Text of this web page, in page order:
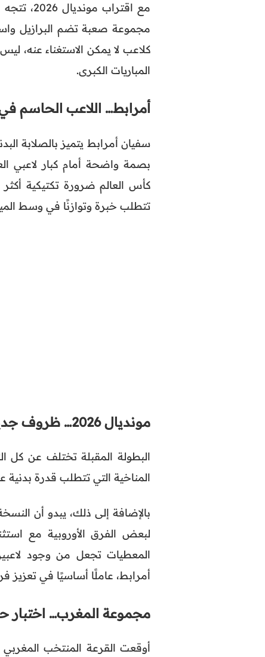
مع
مجموعة صعبة تضم البرازيل
كلاعب لا يمكن الاستغناء عنه،
المباريات الكبرى.
أمرابط… اللاعب الحاسم في
سفيان أمرابط يتميز بالصلابة
بصمة واضحة أمام كبار لاعبي
كأس العالم ضرورة تكتيكية
تتطلب خبرة وتوازنًا في وسط
مونديال 2026… ظروف جديدة وتحديات أكبر
البطولة المقبلة تختلف عن كل
المناخية التي تتطلب قدرة بدنية
بالإضافة إلى ذلك، يبدو أن
لبعض الفرق الأوروبية مع
المعطيات تجعل من وجود
أمرابط، عاملًا أساسيًا في
مجموعة المغرب… اختبار
أوقعت القرعة المنتخب